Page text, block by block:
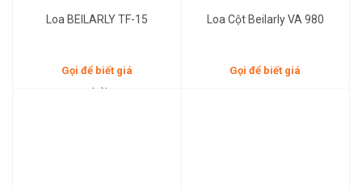
Loa BEILARLY TF-15
Gọi để biết giá
Loa Cột Beilarly VA 980
Gọi để biết giá